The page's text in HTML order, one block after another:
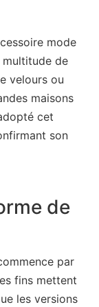
mode
multitude de
velours ou
maisons
cet
son
de
par
fins mettent
les versions